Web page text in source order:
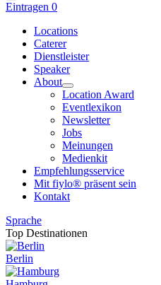
Eintragen 0
Locations
Caterer
Dienstleister
Speaker
About
Location Award
Eventlexikon
Newsletter
Jobs
Meinungen
Medienkit
Empfehlungsservice
Mit fiylo® präsent sein
Kontakt
Sprache
Top Destinationen
Berlin